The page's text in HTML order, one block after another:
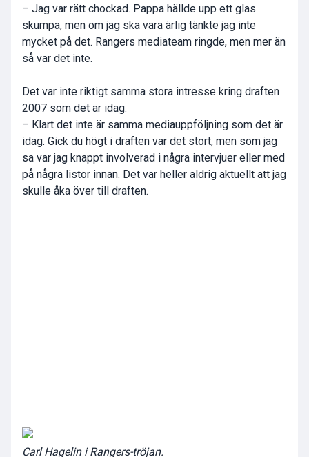
– Jag var rätt chockad. Pappa hällde upp ett glas
skumpa, men om jag ska vara ärlig tänkte jag inte
mycket på det. Rangers mediateam ringde, men mer än
så var det inte.
Det var inte riktigt samma stora intresse kring draften
2007 som det är idag.
– Klart det inte är samma mediauppföljning som det är
idag. Gick du högt i draften var det stort, men som jag
sa var jag knappt involverad i några intervjuer eller med
på några listor innan. Det var heller aldrig aktuellt att jag
skulle åka över till draften.
Carl Hagelin i Rangers-tröjan.